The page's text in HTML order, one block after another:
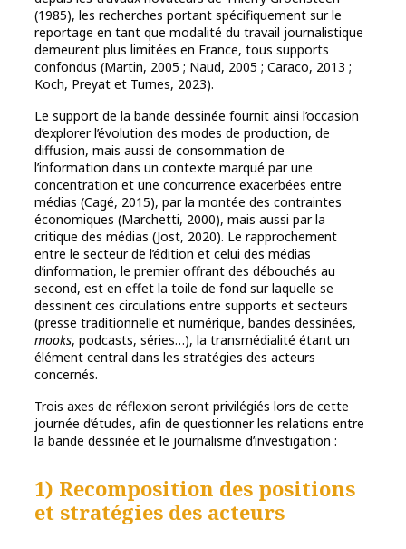
(1985), les recherches portant spécifiquement sur le
reportage en tant que modalité du travail journalistique
demeurent plus limitées en France, tous supports
confondus (Martin, 2005 ; Naud, 2005 ; Caraco, 2013 ;
Koch, Preyat et Turnes, 2023).
Le support de la bande dessinée fournit ainsi l’occasion
d’explorer l’évolution des modes de production, de
diffusion, mais aussi de consommation de
l’information dans un contexte marqué par une
concentration et une concurrence exacerbées entre
médias (Cagé, 2015), par la montée des contraintes
économiques (Marchetti, 2000), mais aussi par la
critique des médias (Jost, 2020). Le rapprochement
entre le secteur de l’édition et celui des médias
d’information, le premier offrant des débouchés au
second, est en effet la toile de fond sur laquelle se
dessinent ces circulations entre supports et secteurs
(presse traditionnelle et numérique, bandes dessinées,
mooks, podcasts, séries…), la transmédialité étant un
élément central dans les stratégies des acteurs
concernés.
Trois axes de réflexion seront privilégiés lors de cette
journée d’études, afin de questionner les relations entre
la bande dessinée et le journalisme d’investigation :
1) Recomposition des positions
et stratégies des acteurs